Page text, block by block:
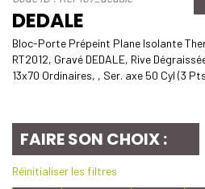
DEDALE
Bloc-Porte Prépeint Plane Isolante
RT2012, Gravé DEDALE, Rive
13x70 Ordinaires, , Ser. axe 50 Cyl (3
FAIRE SON CHOIX :
Réinitialiser les filtres